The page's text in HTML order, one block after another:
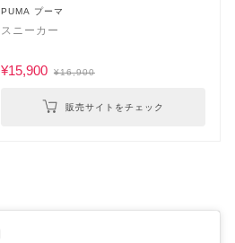
PUMA プーマ
スニーカー
¥15,900 ¥16,900
販売サイトをチェック